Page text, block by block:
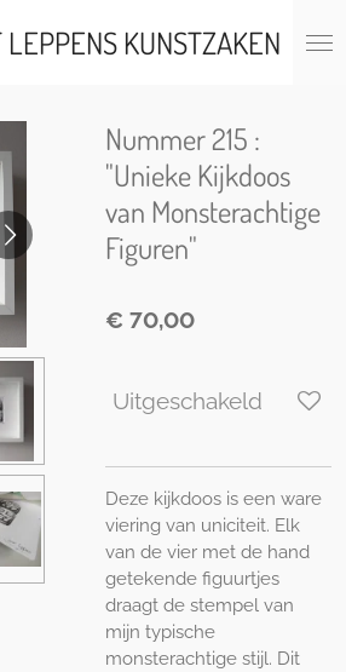
KUNSTZAKEN
Nummer 215 :
"Unieke Kijkdoos
van Monsterachtige
Figuren"
€ 70,00
Uitgeschakeld
Deze kijkdoos is een ware
viering van uniciteit. Elk
van de vier met de hand
getekende figuurtjes
draagt de stempel van
mijn typische
monsterachtige stijl. Dit